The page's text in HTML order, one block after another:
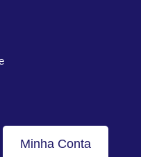
Minha Conta